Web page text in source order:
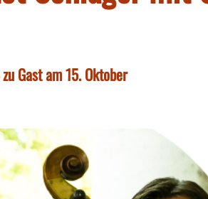
Gast am 15. Oktober